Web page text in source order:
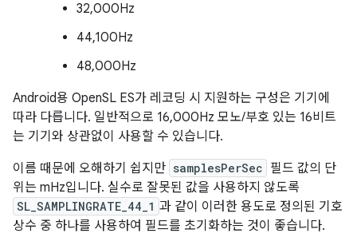
32,000Hz
44,100Hz
48,000Hz
Android용 OpenSL ES가 레코딩 시 지원하는 구성은 기기에
따라 다릅니다. 일반적으로 16,000Hz 모노/부호 있는 16비트
는 기기와 상관없이 사용할 수 있습니다.
이름 때문에 오해하기 쉽지만 samplesPerSec 필드 값의 단
위는 mHz입니다. 실수로 잘못된 값을 사용하지 않도록
SL_SAMPLINGRATE_44_1 과 같이 이러한 용도로 정의된 기호
상수 중 하나를 사용하여 필드를 초기화하는 것이 좋습니다.